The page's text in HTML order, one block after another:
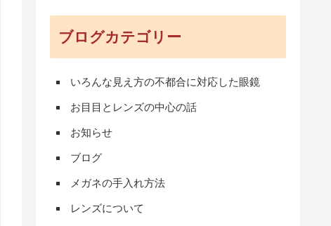
ブログカテゴリー
いろんな見え方の不都合に対応した眼鏡
お目目とレンズの中心の話
お知らせ
ブログ
メガネの手入れ方法
レンズについて